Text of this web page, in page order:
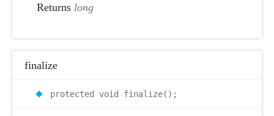
Returns long
finalize
protected void finalize();